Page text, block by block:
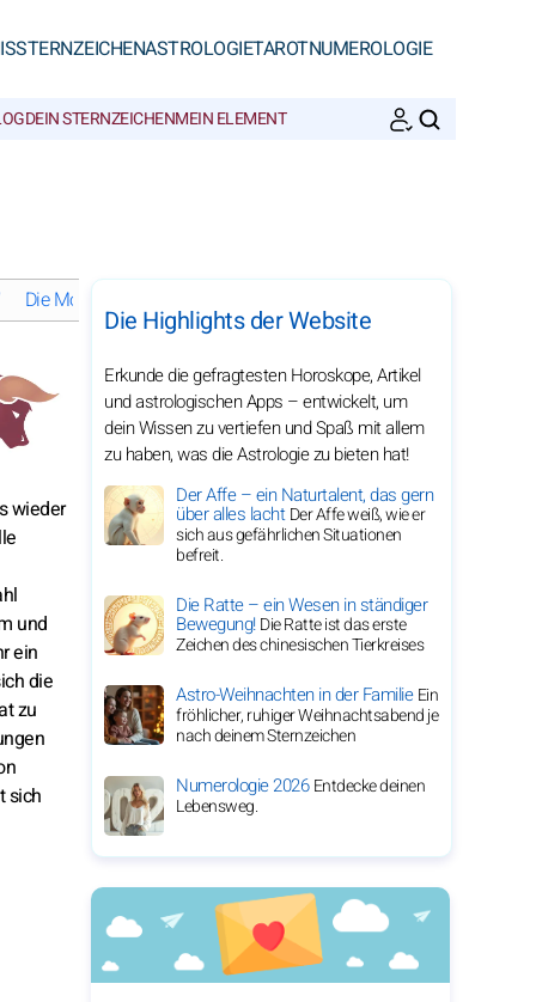
STERNZEICHENASTROLOGIETAROTNUMEROLOGIE
DEIN STERNZEICHENMEIN ELEMENT
Die Mondphasen im April 2027
wieder
und
ein
die
zu
sich
Die Highlights der Website
Erkunde die gefragtesten Horoskope, Artikel
und astrologischen Apps – entwickelt, um
dein Wissen zu vertiefen und Spaß mit allem
zu haben, was die Astrologie zu bieten hat!
Der Affe – ein Naturtalent, das gern
über alles lachtDer Affe weiß, wie er
sich aus gefährlichen Situationen
befreit.
Die Ratte – ein Wesen in ständiger
Bewegung!Die Ratte ist das erste
Zeichen des chinesischen Tierkreises
Astro-Weihnachten in der FamilieEin
fröhlicher, ruhiger Weihnachtsabend je
nach deinem Sternzeichen
Numerologie 2026Entdecke deinen
Lebensweg.